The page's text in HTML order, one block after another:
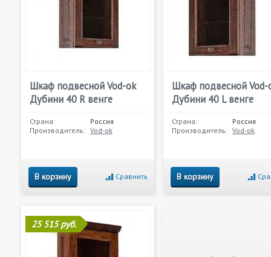
Шкаф подвесной Vod-ok
Дубини 40 R венге
Страна:
Россия
Производитель: Vod-ok
В корзину Сравнить
Шкаф подвесной Vod-
Дубини 40 L венге
Страна:
Россия
Производитель: Vod-ok
В корзину
25 515 руб.